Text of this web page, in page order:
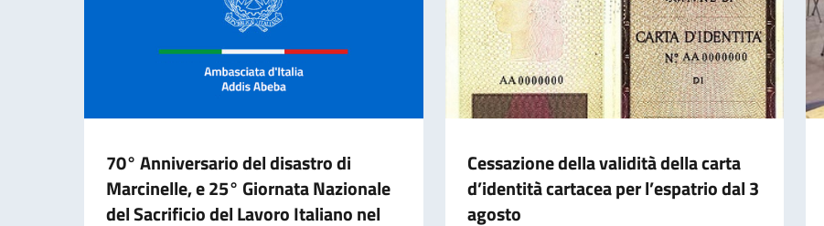
70° Anniversario del disastro di
Marcinelle, e 25° Giornata Nazionale
del Sacrificio del Lavoro Italiano nel
Cessazione della validità della carta
d’identità cartacea per l’espatrio dal 3
agosto